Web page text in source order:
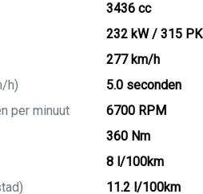
3436 cc
232 kW / 315 PK
277 km/h
h)
5.0 seconden
per minuut
6700 RPM
360 Nm
8 l/100km
11.2 l/100km